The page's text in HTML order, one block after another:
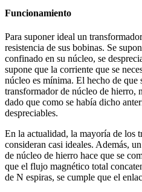
Funcionamiento
Para suponer ideal un
resistencia de sus bobinas. Se
confinado en su núcleo, se
supone que la corriente que se
núcleo es mínima. El hecho de que
transformador de núcleo de hierro,
dado que como se había dicho
despreciables.
En la actualidad, la mayoría de los
consideran casi ideales. Además,
de núcleo de hierro hace que se
que el flujo magnético total
de N espiras, se cumple que el